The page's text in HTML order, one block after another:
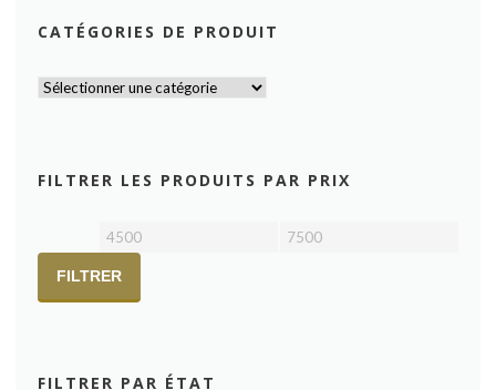
CATÉGORIES DE PRODUIT
FILTRER LES PRODUITS PAR PRIX
Prix
min
Prix
FILTRER
FILTRER PAR ÉTAT